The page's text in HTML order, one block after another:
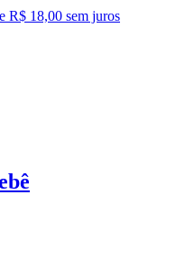
R$ 18,00 sem juros